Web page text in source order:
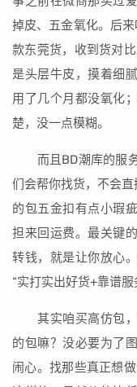
掉皮、五金氧化。后
款东莞货，收到货对
是头层牛皮，摸着细
用了几个月都没氧化
楚，没一点模糊。
而且BD潮库的服务
们会帮你找货，不会
的包五金扣有点小瑕
担来回运费。最关键
转钱，就是让你放心
“实打实出好货+靠谱服
其实咱买高仿包，
的包嘛？没必要为了
闹心。找那些真正想